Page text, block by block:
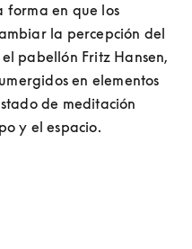
forma en que los
la percepción del
pabellón Fritz Hansen,
en elementos
de meditación
y el espacio.